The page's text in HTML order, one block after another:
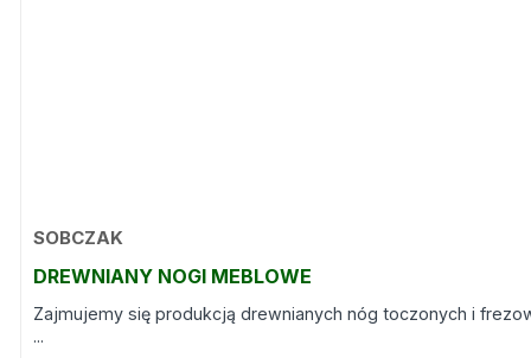
SOBCZAK
DREWNIANY NOGI MEBLOWE
Zajmujemy się produkcją drewnianych nóg toczonych i
...